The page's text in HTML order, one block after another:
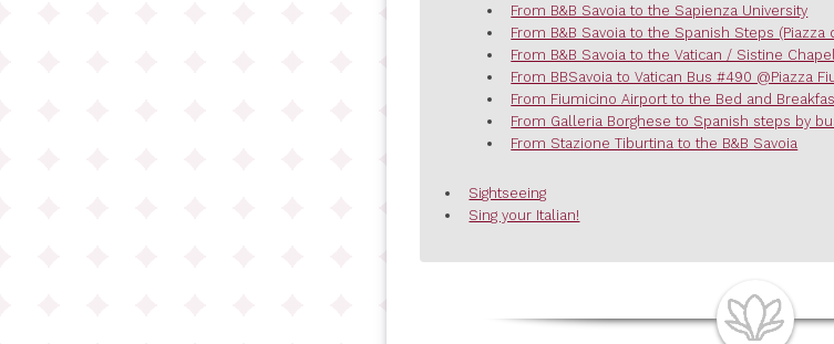
From B&B Savoia to the Sapienza University
From B&B Savoia to the Spanish Steps (Piazza
From B&B Savoia to the Vatican / Sistine Chapel
From BBSavoia to Vatican Bus #490 @Piazza
From Fiumicino Airport to the Bed and
From Galleria Borghese to Spanish steps by
From Stazione Tiburtina to the B&B Savoia
Sightseeing
Sing your Italian!